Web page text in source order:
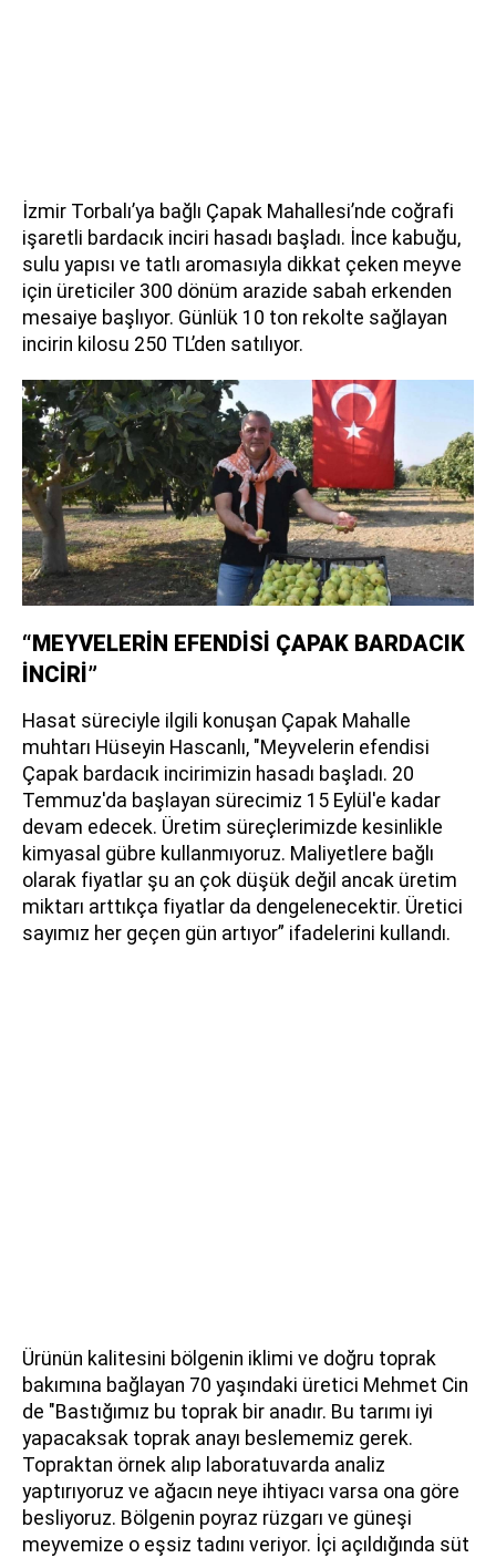
İzmir Torbalı’ya bağlı Çapak Mahallesi’nde coğrafi
işaretli bardacık inciri hasadı başladı. İnce kabuğu,
sulu yapısı ve tatlı aromasıyla dikkat çeken meyve
için üreticiler 300 dönüm arazide sabah erkenden
mesaiye başlıyor. Günlük 10 ton rekolte sağlayan
incirin kilosu 250 TL’den satılıyor.
“MEYVELERİN EFENDİSİ ÇAPAK BARDACIK
İNCİRİ”
Hasat süreciyle ilgili konuşan Çapak Mahalle
muhtarı Hüseyin Hascanlı, "Meyvelerin efendisi
Çapak bardacık incirimizin hasadı başladı. 20
Temmuz'da başlayan sürecimiz 15 Eylül'e kadar
devam edecek. Üretim süreçlerimizde kesinlikle
kimyasal gübre kullanmıyoruz. Maliyetlere bağlı
olarak fiyatlar şu an çok düşük değil ancak üretim
miktarı arttıkça fiyatlar da dengelenecektir. Üretici
sayımız her geçen gün artıyor” ifadelerini kullandı.
Ürünün kalitesini bölgenin iklimi ve doğru toprak
bakımına bağlayan 70 yaşındaki üretici Mehmet Cin
de "Bastığımız bu toprak bir anadır. Bu tarımı iyi
yapacaksak toprak anayı beslememiz gerek.
Topraktan örnek alıp laboratuvarda analiz
yaptırıyoruz ve ağacın neye ihtiyacı varsa ona göre
besliyoruz. Bölgenin poyraz rüzgarı ve güneşi
meyvemize o eşsiz tadını veriyor. İçi açıldığında süt